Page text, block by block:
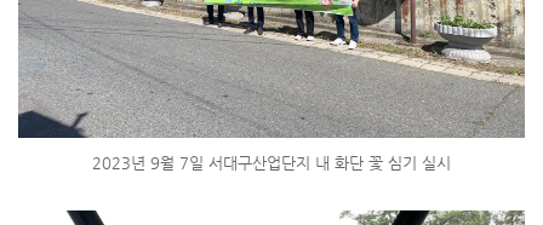
2023년 9월 7일 서대구산업단지 내 화단 꽃 심기 실시